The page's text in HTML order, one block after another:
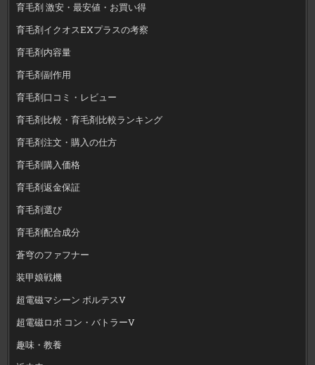
育毛剤 激安・最安値・お買い得
育毛剤イクオスEXプラスの考察
育毛剤内容量
育毛剤副作用
育毛剤口コミ・レビュー
育毛剤比較・育毛剤比較ランキング
育毛剤注文・購入の仕方
育毛剤購入価格
育毛剤返金保証
育毛剤選び
育毛剤配合成分
蒼穹のファフナー
装甲娘戦機
超電磁マシーン ボルテスV
超電磁ロボ コン・バトラーV
趣味・教養